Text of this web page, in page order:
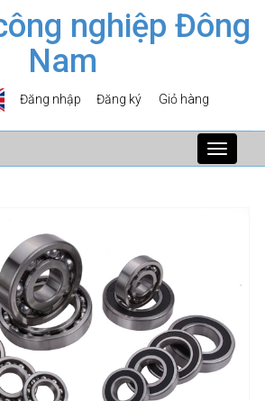
nghiệp Đông
Nam
Đăng nhập Đăng ký Giỏ hàng
Toggle